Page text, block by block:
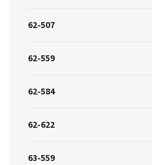
62-507
62-559
62-584
62-622
63-559